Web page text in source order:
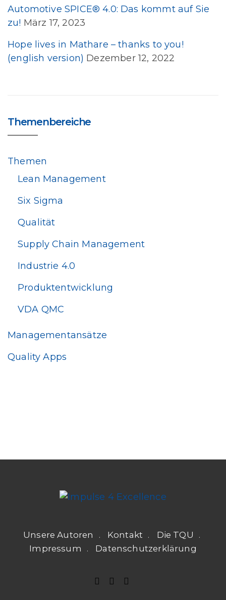
Automotive SPICE® 4.0: Das kommt auf Sie
zu! März 17, 2023
Hope lives in Mathare – thanks to you!
(english version) Dezember 12, 2022
Themenbereiche
Themen
Lean Management
Six Sigma
Qualität
Supply Chain Management
Industrie 4.0
Produktentwicklung
VDA QMC
Managementansätze
Quality Apps
Unsere Autoren Kontakt
Die TQU
Impressum
Datenschutzerklärung